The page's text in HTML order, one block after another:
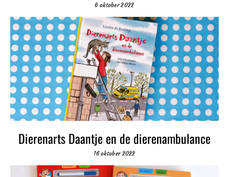
6 oktober 2022
Dierenarts Daantje en de dierenambulance
16 oktober 2022